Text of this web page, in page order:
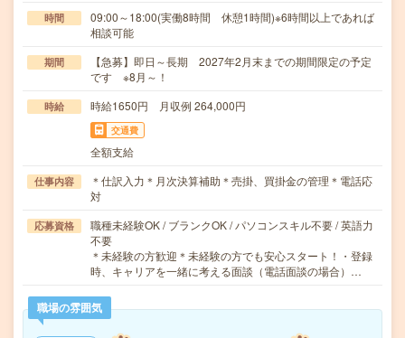
時間
09:00～18:00(実働8時間 休憩1時間)※6時間以上であれば
相談可能
期間
【急募】即日～長期 2027年2月末までの期間限定の予定
です ※8月～！
時給 時給1650円 月収例 264,000円
交通費
全額支給
仕事内容
＊仕訳入力＊月次決算補助＊売掛、買掛金の管理＊電話応
対
応募資格
職種未経験OK / ブランクOK / パソコンスキル不要 / 英語力
不要
＊未経験の方歓迎＊未経験の方でも安心スタート！・登録
時、キャリアを一緒に考える面談（電話面談の場合）…
職場の雰囲気